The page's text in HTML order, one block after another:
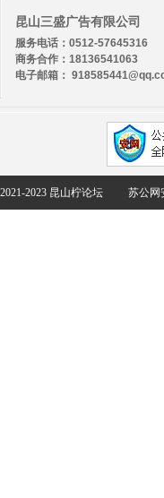
昆山三盛广告有限公司
服务电话：0512-57645316
商务合作：18136541063
电子邮箱：
2021-2023 昆山柠论坛 苏公网